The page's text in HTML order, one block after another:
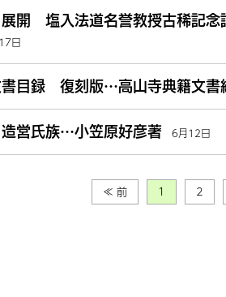
展開 塩入法道名誉教授古稀記
日
書目録 復刻版…高山寺典籍文書
造営氏族…小笠原好彦著 6月12日
≪ 前 1 2